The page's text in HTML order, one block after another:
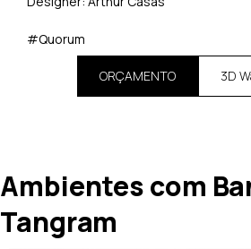
#Quorum
ORÇAMENTO 3D
Ambientes com
Tangram